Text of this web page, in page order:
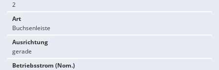
2
Art
Buchsenleiste
Ausrichtung
gerade
Betriebsstrom (Nom.)